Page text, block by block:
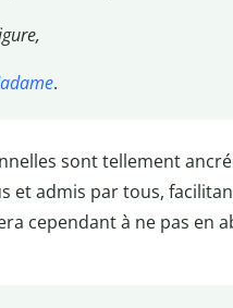
.
sont tellement
et admis par tous,
cependant à ne pas en